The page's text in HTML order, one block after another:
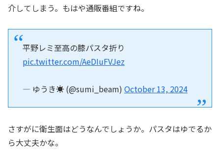
介してしまう。もはや通販番組ですね。
平野レミ至高の膝パスタ折り
pic.twitter.com/AeDIuFVJez
— ゆうき☀️ (@sumi_beam) October 13, 2024
さすがに衛生面はどうなんでしょうか。パスタはゆでるか
ら大丈夫かな。